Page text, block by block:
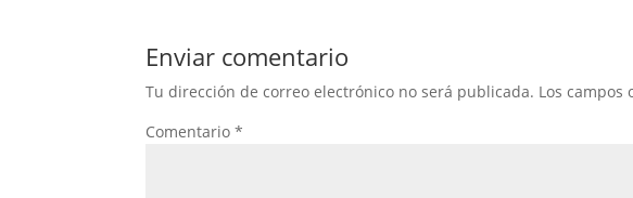
Enviar comentario
Tu dirección de correo electrónico no será publicada. Los
Comentario*